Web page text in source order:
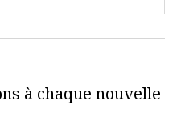
à chaque nouvelle